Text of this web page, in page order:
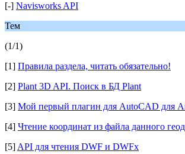
[-] Navisworks API
Тем
(1/1)
[1] Правила раздела, читать обязательно!
[2] Plant 3D API. Поиск в БД Plant
[3] Мой первый плагин для AutoCAD для
[4] Чтение координат из файла данного
[5] API для чтения DWF и DWFx